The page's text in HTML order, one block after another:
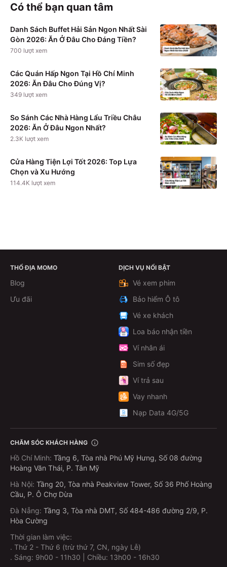
Có thể bạn quan tâm
Danh Sách Buffet Hải Sản Ngon Nhất Sài
Gòn 2026: Ăn Ở Đâu Cho Đáng Tiền?
700 lượt xem
Các Quán Hấp Ngon Tại Hồ Chí Minh
2026: Ăn Đâu Cho Đúng Vị?
349 lượt xem
So Sánh Các Nhà Hàng Lẩu Triều Châu
2026: Ăn Ở Đâu Ngon Nhất?
2.3K lượt xem
Cửa Hàng Tiện Lợi Tốt 2026: Top Lựa
Chọn và Xu Hướng
114.4K lượt xem
Xem chi tiết
THỔ ĐỊA MOMO
Blog
Ưu đãi
DỊCH VỤ NỔI BẬT
Vé xem phim
Bảo hiểm Ô tô
Vé xe khách
Loa báo nhận tiền
Ví nhân ái
Sim số đẹp
Ví trả sau
Vay nhanh
Nạp Data 4G/5G
CHĂM SÓC KHÁCH HÀNG
Hồ Chí Minh: Tầng 6, Tòa nhà Phú Mỹ Hưng, Số 08 đường
Hoàng Văn Thái, P. Tân Mỹ
Hà Nội: Tầng 20, Tòa nhà Peakview Tower, Số 36 Phố Hoàng
Cầu, P. Ô Chợ Dừa
Đà Nẵng: Tầng 3, Tòa nhà DMT, Số 484-486 đường 2/9, P.
Hòa Cường
Thời gian làm việc:
. Thứ 2 - Thứ 6 (trừ thứ 7, CN, ngày Lễ)
. Sáng: 9h00 - 11h30 | Chiều: 13h00 - 16h30